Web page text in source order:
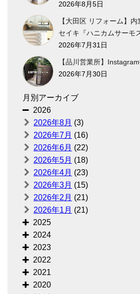
2026年8月5日
【大田区 リフォーム】内
セイキ『ハニカムサーモ
2026年7月31日
【品川営業所】
2026年7月30日
月別アーカイブ
2026
2026年8月 (3)
2026年7月 (16)
2026年6月 (22)
2026年5月 (18)
2026年4月 (23)
2026年3月 (15)
2026年2月 (21)
2026年1月 (21)
2025
2024
2023
2022
2021
2020